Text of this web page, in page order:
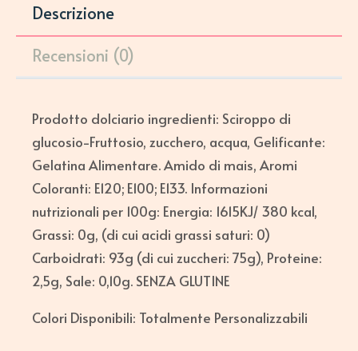
Descrizione
Recensioni (0)
Prodotto dolciario ingredienti: Sciroppo di
glucosio-Fruttosio, zucchero, acqua, Gelificante:
Gelatina Alimentare. Amido di mais, Aromi
Coloranti: E120; E100; E133. Informazioni
nutrizionali per 100g: Energia: 1615KJ/ 380 kcal,
Grassi: 0g, (di cui acidi grassi saturi: 0)
Carboidrati: 93g (di cui zuccheri: 75g), Proteine:
2,5g, Sale: 0,10g. SENZA GLUTINE
Colori Disponibili: Totalmente Personalizzabili